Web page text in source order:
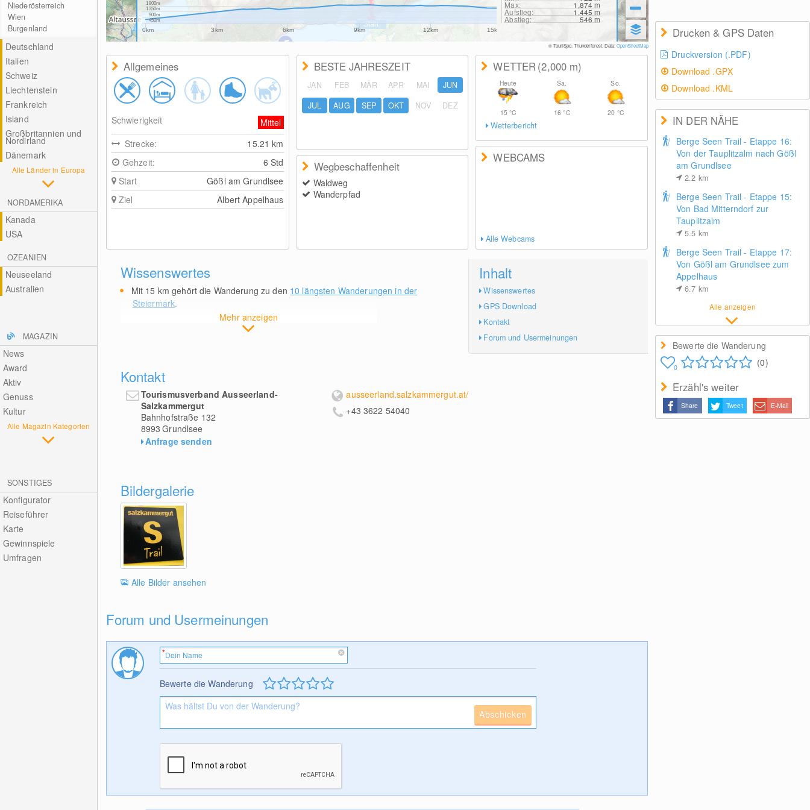
Niederösterreich
Wien
Burgenland
Deutschland
Italien
Schweiz
Liechtenstein
Frankreich
Island
Großbritannien und
Nordirland
Dänemark
Alle Länder in Europa
NORDAMERIKA
Kanada
USA
OZEANIEN
Neuseeland
Australien
MAGAZIN
News
Award
Aktiv
Genuss
Kultur
Alle Magazin Kategorien
SONSTIGES
Konfigurator
Reiseführer
Karte
Gewinnspiele
Umfragen
0km 3km 6km 9km 12km 15km
450m
900m
1350m
1800m Max: 1,874m
Aufstieg: 1,445m
Abstieg: 546m
© TouriSpo, Thunderforest, Data:OpenStreetMap
Drucken & GPS Daten
Druckversion (.PDF)
Download .GPX
Download .KML
IN DER NÄHE
Berge Seen Trail - Etappe 16:
Von der Tauplitzalm nach Gößl
am Grundlsee
2.2 km
Berge Seen Trail - Etappe 15:
Von Bad Mitterndorf zur
Tauplitzalm
5.5 km
Berge Seen Trail - Etappe 17:
Von Gößl am Grundlsee zum
Appelhaus
6.7 km
Alle anzeigen
Bewerte die Wanderung
0 (0)
Erzähl's weiter
Share Tweet E-Mail
Allgemeines
Schwierigkeit
Mittel
Strecke:
15.21km
Gehzeit:
6 Std
Start
Gößl am Grundlsee
Ziel
Albert Appelhaus
BESTE JAHRESZEIT
JAN FEB MÄR APR MAI
JUN
JUL
AUG SEP OKT NOV DEZ
Wegbeschaffenheit
Waldweg
Wanderpfad
WETTER(2,000 m)
Heute
15°C
Sa.
16°C
So.
20 °C
Wetterbericht
WEBCAMS
Alle Webcams
Inhalt
Wissenswertes
GPS Download
Kontakt
Forum und Usermeinungen
Wissenswertes
Mehr anzeigen
Mit 15 km gehört die Wanderung zu den 10 längsten Wanderungen in der
Steiermark.
Kontakt
Tourismusverband Ausseerland-
Salzkammergut
Bahnhofstraße 132
8993 Grundlsee
Anfrage senden
ausseerland.salzkammergut.at/
+43 3622 54040
Bildergalerie
Alle Bilder ansehen
Forum und Usermeinungen
Bewerte die Wanderung
Abschicken